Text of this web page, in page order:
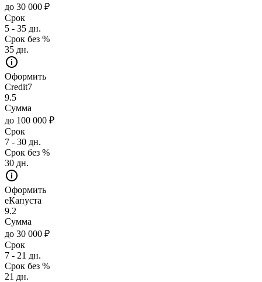
до 30 000 ₽
Срок
5 - 35 дн.
Срок без %
35 дн.
Оформить
Credit7
9.5
Сумма
до 100 000 ₽
Срок
7 - 30 дн.
Срок без %
30 дн.
Оформить
еКапуста
9.2
Сумма
до 30 000 ₽
Срок
7 - 21 дн.
Срок без %
21 дн.